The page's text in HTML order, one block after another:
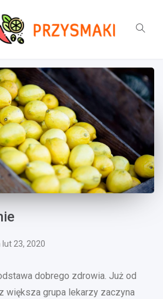
lut 23, 2020
dobrego zdrowia. Już od
większa grupa lekarzy zaczyna